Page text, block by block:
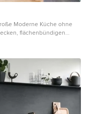
Moderne Küche ohne
flächenbündigen
und türkiser Arbeitsplatte